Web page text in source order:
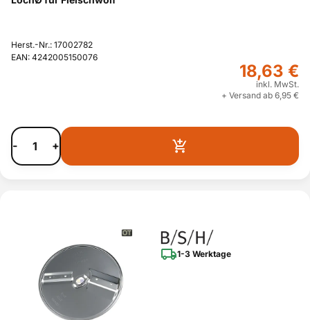
Herst.-Nr.: 17002782
EAN: 4242005150076
18,63 €
inkl. MwSt.
+ Versand ab 6,95 €
- +
1-3 Werktage